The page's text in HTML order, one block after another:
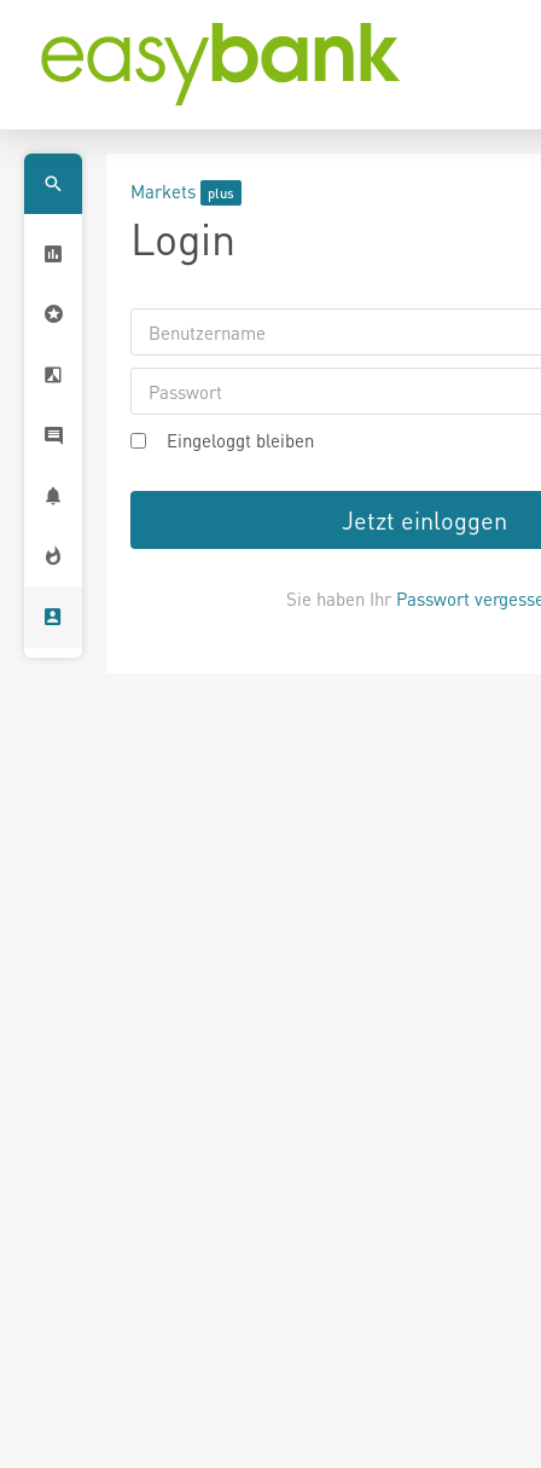
Markets
Login
Eingeloggt bleiben
Jetzt einloggen
Sie haben Ihr Passwort